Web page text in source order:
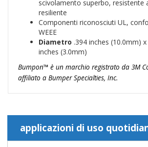
scivolamento superbo, resistente
resiliente
Componenti riconosciuti UL,
WEEE
Diametro .394 inches (10.0mm) x
inches (3.0mm)
Bumpon™ è un marchio registrato da 3M
affiliato a Bumper Specialties, Inc.
applicazioni di uso